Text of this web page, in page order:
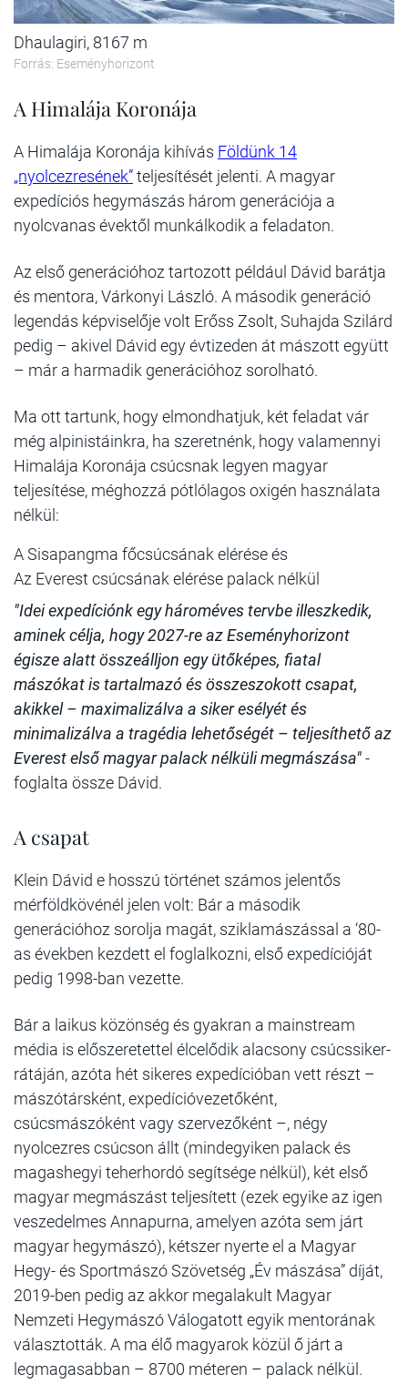
Dhaulagiri, 8167 m
Forrás: Eseményhorizont
A Himalája Koronája
A Himalája Koronája kihívás Földünk 14
„nyolcezresének”teljesítését jelenti. A magyar
expedíciós hegymászás három generációja a
nyolcvanas évektől munkálkodik a feladaton.
Az első generációhoz tartozott például Dávid barátja
és mentora, Várkonyi László. A második generáció
legendás képviselője volt Erőss Zsolt, Suhajda Szilárd
pedig – akivel Dávid egy évtizeden át mászott együtt
– már a harmadik generációhoz sorolható.
Ma ott tartunk, hogy elmondhatjuk, két feladat vár
még alpinistáinkra, ha szeretnénk, hogy valamennyi
Himalája Koronája csúcsnak legyen magyar
teljesítése, méghozzá pótlólagos oxigén használata
nélkül:
A Sisapangma főcsúcsának elérése és
Az Everest csúcsának elérése palack nélkül
"Idei expedíciónk egy hároméves tervbe illeszkedik,
aminek célja, hogy 2027-re az Eseményhorizont
égisze alatt összeálljon egy ütőképes, fiatal
mászókat is tartalmazó és összeszokott csapat,
akikkel – maximalizálva a siker esélyét és
minimalizálva a tragédia lehetőségét – teljesíthető az
Everest első magyar palack nélküli megmászása"-
foglalta össze Dávid.
A csapat
Klein Dávid e hosszú történet számos jelentős
mérföldkövénél jelen volt: Bár a második
generációhoz sorolja magát, sziklamászással a ‘80-
as években kezdett el foglalkozni, első expedícióját
pedig 1998-ban vezette.
Bár a laikus közönség és gyakran a mainstream
média is előszeretettel élcelődik alacsony csúcssiker-
rátáján, azóta hét sikeres expedícióban vett részt –
mászótársként, expedícióvezetőként,
csúcsmászóként vagy szervezőként –, négy
nyolcezres csúcson állt (mindegyiken palack és
magashegyi teherhordó segítsége nélkül), két első
magyar megmászást teljesített (ezek egyike az igen
veszedelmes Annapurna, amelyen azóta sem járt
magyar hegymászó), kétszer nyerte el a Magyar
Hegy- és Sportmászó Szövetség „Év mászása” díját,
2019-ben pedig az akkor megalakult Magyar
Nemzeti Hegymászó Válogatott egyik mentorának
választották. A ma élő magyarok közül ő járt a
legmagasabban – 8700 méteren – palack nélkül.